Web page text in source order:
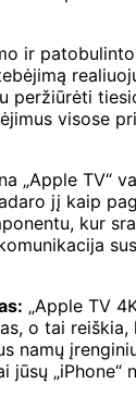
ir
peržiūrėti
visose
„Apple TV“
jį kaip
kur
„Apple TV
o tai
namų
„iPhone“